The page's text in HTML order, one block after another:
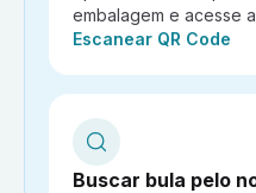
embalagem e acesse
Ação:
Escanear QR Code
Buscar bula pelo